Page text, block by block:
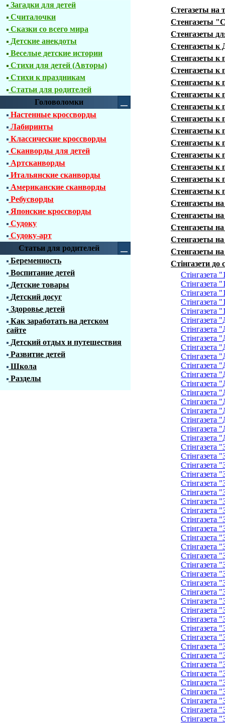
Загадки для детей
Считалочки
Сказки со всего мира
Детские анекдоты
Веселые детские истории
Стихи для детей (Авторы)
Стихи к праздникам
Статьи для родителей
Головоломки
Настенные кроссворды
Лабиринты
Классические кроссворды
Сканворды для детей
Артсканворды
Итальянские сканворды
Американские сканворды
Ребусворды
Японские кроссворды
Судоку
Судоку-арт
Статьи для родителей
Беременность
Воспитание детей
Детские товары
Детский досуг
Здоровье детей
Как заработать на детском
сайте
Детский отдых и путешествия
Развитие детей
Школа
Разделы
Стегазеты на
Стенгазеты
Стенгазеты
Стенгазеты к
Стенгазеты к
Стенгазеты к
Стенгазеты к
Стенгазеты к
Стенгазеты к
Стенгазеты к
Стенгазеты к
Стенгазеты к
Стенгазеты к
Стенгазеты к
Стенгазеты к
Стенгазеты к
Стенгазеты
Стенгазеты
Стенгазеты
Стенгазеты
Стенгазеты
Стінгазети
Стінгазета
Стінгазета
Стінгазета
Стінгазета
Стінгазета
Стінгазета
Стінгазета
Стінгазета
Стінгазета
Стінгазета
Стінгазета
Стінгазета
Стінгазета
Стінгазета
Стінгазета
Стінгазета
Стінгазета
Стінгазета
Стінгазета
Стінгазета
Стінгазета
Стінгазета
Стінгазета
Стінгазета
Стінгазета
Стінгазета
Стінгазета
Стінгазета
Стінгазета
Стінгазета
Стінгазета
Стінгазета
Стінгазета
Стінгазета
Стінгазета
Стінгазета
Стінгазета
Стінгазета
Стінгазета
Стінгазета
Стінгазета
Стінгазета
Стінгазета
Стінгазета
Стінгазета
Стінгазета
Стінгазета
Стінгазета
Стінгазета
Стінгазета